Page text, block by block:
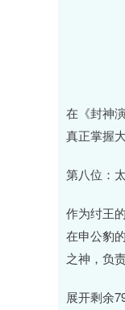
在《封神
真正掌握
第八位：
作为纣王
在申公豹
之神，负
展开剩余